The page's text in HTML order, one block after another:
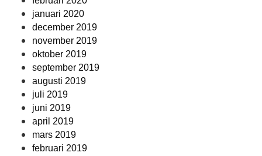
januari 2020
december 2019
november 2019
oktober 2019
september 2019
augusti 2019
juli 2019
juni 2019
april 2019
mars 2019
februari 2019